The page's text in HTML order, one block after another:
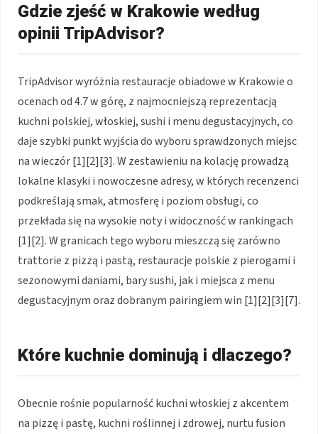
Gdzie zjeść w Krakowie według
opinii TripAdvisor?
TripAdvisor wyróżnia restauracje obiadowe w Krakowie o
ocenach od 4.7 w górę, z najmocniejszą reprezentacją
kuchni polskiej, włoskiej, sushi i menu degustacyjnych, co
daje szybki punkt wyjścia do wyboru sprawdzonych miejsc
na wieczór [1][2][3]. W zestawieniu na kolację prowadzą
lokalne klasyki i nowoczesne adresy, w których recenzenci
podkreślają smak, atmosferę i poziom obsługi, co
przekłada się na wysokie noty i widoczność w rankingach
[1][2]. W granicach tego wyboru mieszczą się zarówno
trattorie z pizzą i pastą, restauracje polskie z pierogami i
sezonowymi daniami, bary sushi, jak i miejsca z menu
degustacyjnym oraz dobranym pairingiem win [1][2][3][7].
Które kuchnie dominują i dlaczego?
Obecnie rośnie popularność kuchni włoskiej z akcentem
na pizzę i pastę, kuchni roślinnej i zdrowej, nurtu fusion